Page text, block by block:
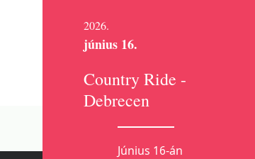
2026.
június 16.
Country Ride -
Debrecen
Június 16-án